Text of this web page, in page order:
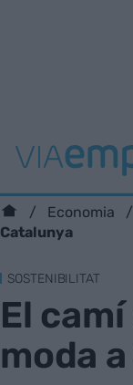
Economia
Catalunya
SOSTENIBILITAT
El
moda